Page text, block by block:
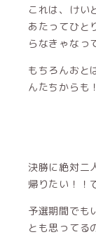
これは、けい
あたってひと
らなきゃなっ
もちろんおと
んたちからも！
決勝に絶対二
帰りたい！！
予選期間でも
とも思ってる